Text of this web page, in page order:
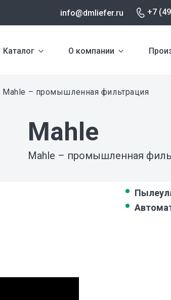
info@dmliefer.ru +7
Каталог О компании
Mahle – промышленная фильтрация
Mahle
Mahle – промышленная